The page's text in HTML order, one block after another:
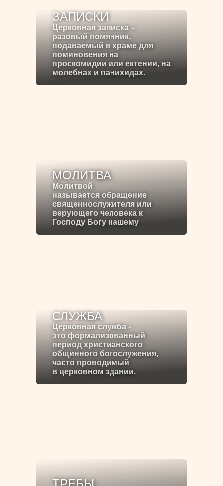
ЗАПИСКИ
Церковная записка –
разовый помянник,
подаваемый в храме для
поминовения на
проскомидии или ектении, на
молебнах и панихидах.
МОЛИТВА
Молитвой
называется обращение
священнослужителя или
верующего человека к
Господу Богу нашему
СЛУЖБА
Церковная служба -
это формализованный
период христианского
общинного богослужения,
часто проводимый
в церковном здании.